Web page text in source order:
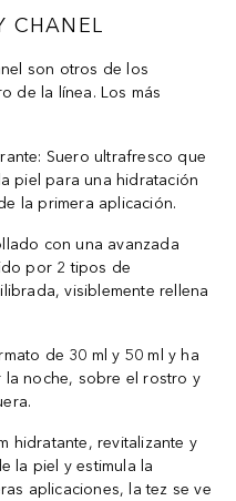
CHANEL
son otros de los
de la línea. Los más
Suero ultrafresco que
piel para una hidratación
la primera aplicación.
con una avanzada
por 2 tipos de
visiblemente rellena
de 30 ml y 50 ml y ha
noche, sobre el rostro y
hidratante, revitalizante y
la piel y estimula la
aplicaciones, la tez se ve